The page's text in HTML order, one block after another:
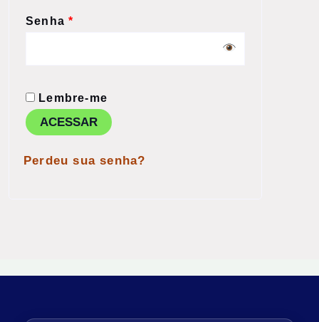
Senha*
Lembre-me
ACESSAR
Perdeu sua senha?